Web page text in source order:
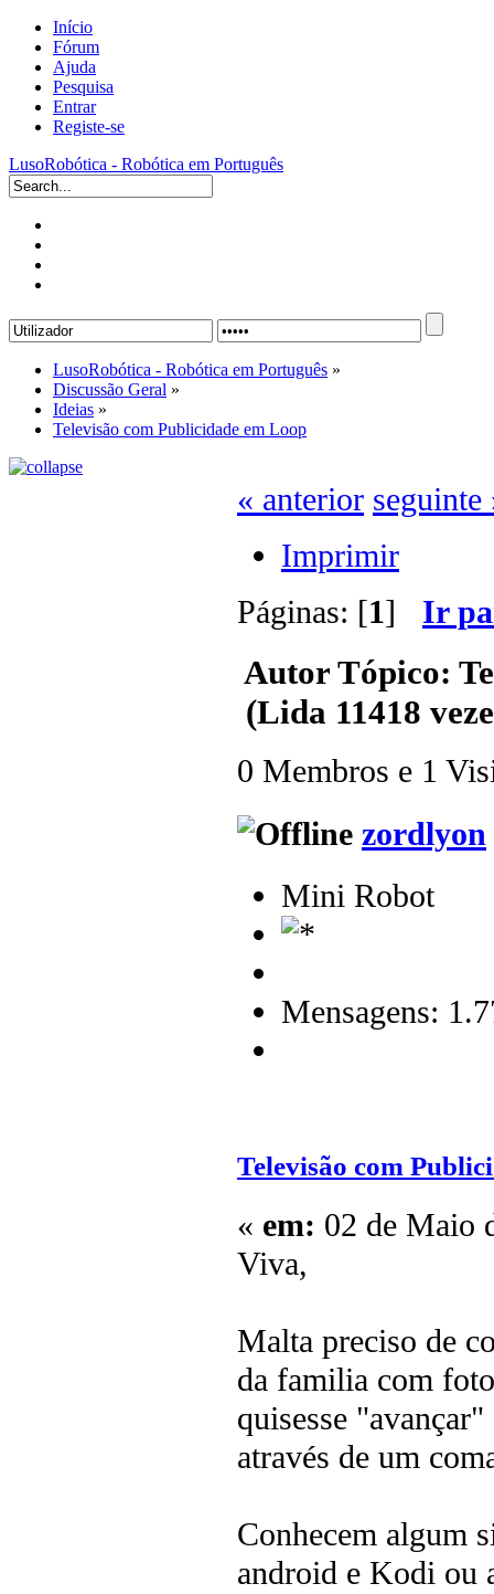
Início
Fórum
Ajuda
Pesquisa
Entrar
Registe-se
LusoRobótica - Robótica em Português
LusoRobótica - Robótica em Português »
Discussão Geral »
Ideias »
Televisão com Publicidade em Loop
« anterior seguinte
Imprimir
Páginas: [1] Ir
AutorTópico:
(Lida 11418
0 Membros e 1
zordlyon
Mini Robot
Mensagens:
Televisão com
« em: 02 de Maio
Viva,
Malta preciso de
da familia com
quisesse
através de um
Conhecem algum
android e Kodi ou